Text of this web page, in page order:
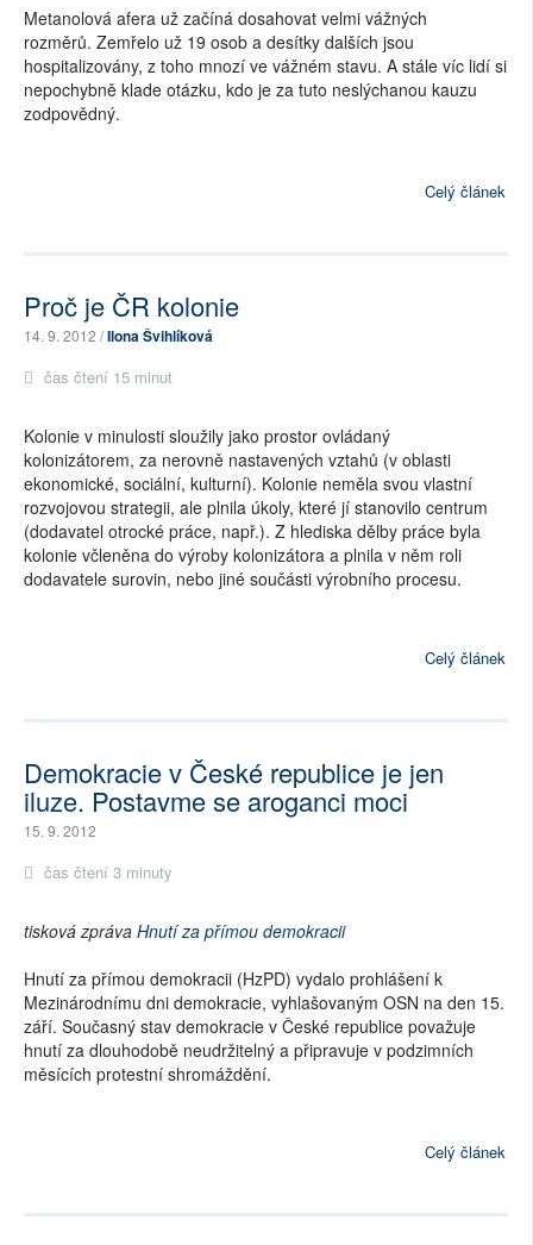
Metanolová afera už začíná dosahovat velmi vážných
rozměrů. Zemřelo už 19 osob a desítky dalších jsou
hospitalizovány, z toho mnozí ve vážném stavu. A stále víc lidí si
nepochybně klade otázku, kdo je za tuto neslýchanou kauzu
zodpovědný.
Celý článek
Proč je ČR kolonie
14. 9. 2012 /Ilona Švihlíková
čas čtení 15 minut
Kolonie v minulosti sloužily jako prostor ovládaný
kolonizátorem, za nerovně nastavených vztahů (v oblasti
ekonomické, sociální, kulturní). Kolonie neměla svou vlastní
rozvojovou strategii, ale plnila úkoly, které jí stanovilo centrum
(dodavatel otrocké práce, např.). Z hlediska dělby práce byla
kolonie včleněna do výroby kolonizátora a plnila v něm roli
dodavatele surovin, nebo jiné součásti výrobního procesu.
Celý článek
Demokracie v České republice je jen
iluze. Postavme se aroganci moci
15. 9. 2012
čas čtení 3 minuty
tisková zpráva Hnutí za přímou demokracii
Hnutí za přímou demokracii (HzPD) vydalo prohlášení k
Mezinárodnímu dni demokracie, vyhlašovaným OSN na den 15.
září. Současný stav demokracie v České republice považuje
hnutí za dlouhodobě neudržitelný a připravuje v podzimních
měsících protestní shromáždění.
Celý článek